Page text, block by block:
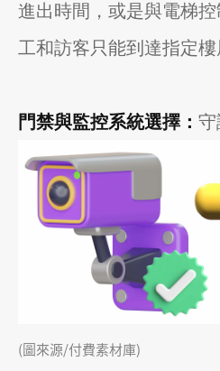
進出時間，或是與電梯
工和訪客只能到達指定樓
門禁與監控系統選擇： 守
(圖來源/付費素材庫)